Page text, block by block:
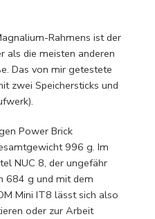
Rahmens ist der
als die meisten anderen
Das von mir getestete
zwei Speichersticks und
Power Brick
996 g. Im
NUC 8, der ungefähr
684 g und mit dem
Mini IT8 lässt sich also
oder zur Arbeit